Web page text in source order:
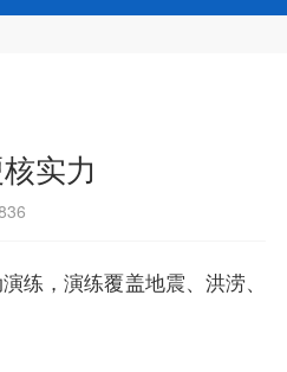
实力
练，演练覆盖地震、洪涝、